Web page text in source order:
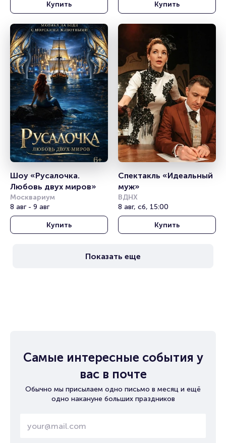
Купить Купить
Шоу «Русалочка.
Любовь двух миров»
Москвариум
8 авг - 9 авг
Купить
Спектакль «Идеальный
муж»
ВДНХ
8 авг, сб, 15:00
Купить
Показать еще
Самые интересные события у
вас в почте
Обычно мы присылаем одно письмо в месяц и ещё
одно накануне больших праздников